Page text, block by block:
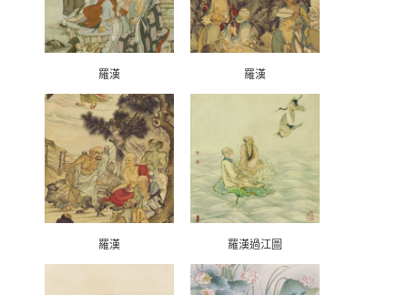
羅漢 羅漢
羅漢 羅漢過江圖